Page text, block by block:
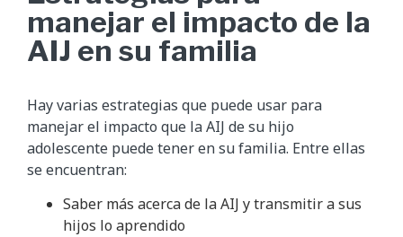
manejar el impacto de la
AIJ en su familia
Hay varias estrategias que puede usar para
manejar el impacto que la AIJ de su hijo
adolescente puede tener en su familia. Entre ellas
se encuentran:
Saber más acerca de la AIJ y transmitir a sus
hijos lo aprendido